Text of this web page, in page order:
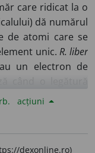
care ridicat la o
dă numărul
de atomi care se
unic. R. liber
un electron de
când o legătură
Unii
r.l.
acțiuni
dexonline.ro)